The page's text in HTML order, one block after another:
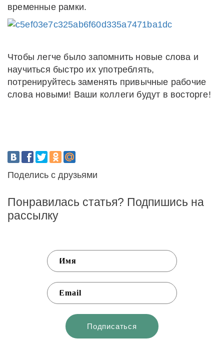
временные рамки.
Чтобы легче было запомнить новые слова и
научиться быстро их употреблять,
потренируйтесь заменять привычные рабочие
слова новыми! Ваши коллеги будут в восторге!
Поделись с друзьями
Понравилась статья? Подпишись на
рассылку